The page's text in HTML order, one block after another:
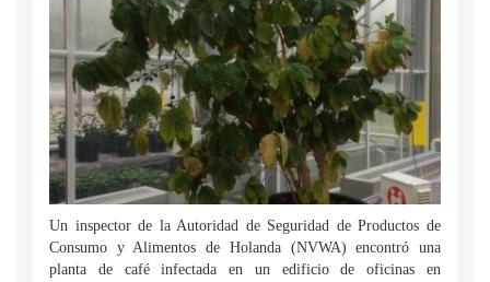
Un inspector de la Autoridad de Seguridad de Productos de
Consumo y Alimentos de Holanda (NVWA) encontró una
planta de café infectada en un edificio de oficinas en